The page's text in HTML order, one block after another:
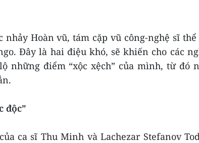
nhảy Hoàn vũ, tám cặp vũ công-nghệ sĩ
Đây là hai điệu khó, sẽ khiến cho các
những điểm “xộc xệch” của mình, từ đó
độc”
ca sĩ Thu Minh và Lachezar Stefanov